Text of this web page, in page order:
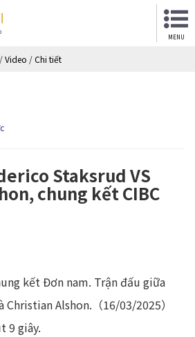
MENU
/Video /Chi tiết
Staksrud VS
chung kết CIBC
kết Đơn nam. Trận đấu giữa
Alshon.（16/03/2025）
9 giây.